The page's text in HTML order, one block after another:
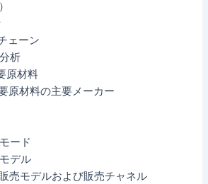
ェーン
析
原材料
原材料の主要メーカー
ード
デル
売モデルおよび販売チャネル